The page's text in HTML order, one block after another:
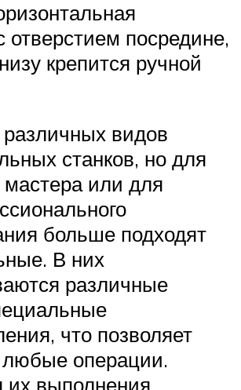
отверстием посредине,
крепится ручной
различных видов
станков, но для
или для
больше подходят
В них
различные
что позволяет
операции.
их выполнения